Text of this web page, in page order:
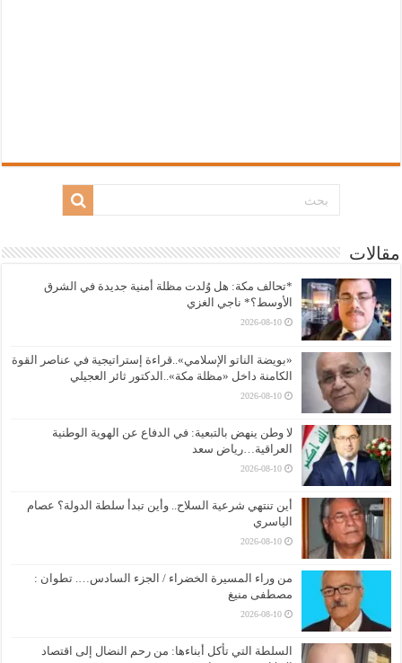
مقالات
*تحالف مكة: هل وُلدت مظلة أمنية جديدة في الشرق
الأوسط؟* ناجي الغزي
2026-08-10
«بويضة الناتو الإسلامي»..قراءة إستراتيجية في عناصر القوة
الكامنة داخل «مظلة مكة»..الدكتور ثائر العجيلي
2026-08-10
لا وطن ينهض بالتبعية: في الدفاع عن الهوية الوطنية
العراقية…رياض سعد
2026-08-10
أين تنتهي شرعية السلاح.. وأين تبدأ سلطة الدولة؟ عصام
الياسري
2026-08-10
من وراء المسيرة الخضراء / الجزء السادس…. تطوان :
مصطفى منيغ
2026-08-10
السلطة التي تأكل أبناءها: من رحم النضال إلى اقتصاد